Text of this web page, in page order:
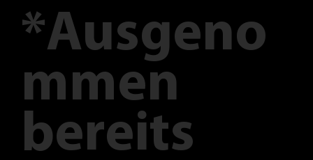
*Ausgeno
mmen
bereits